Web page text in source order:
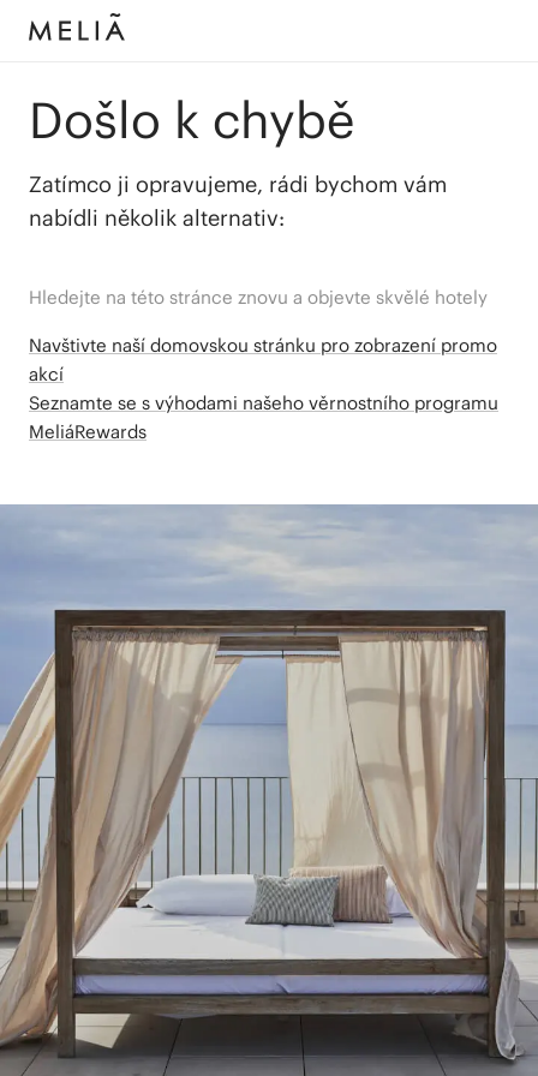
Došlo k chybě
Zatímco ji opravujeme, rádi bychom vám
nabídli několik alternativ:
Hledejte na této stránce znovu a objevte skvělé hotely
Navštivte naší domovskou stránku pro zobrazení promo
akcí
Seznamte se s výhodami našeho věrnostního programu
MeliáRewards